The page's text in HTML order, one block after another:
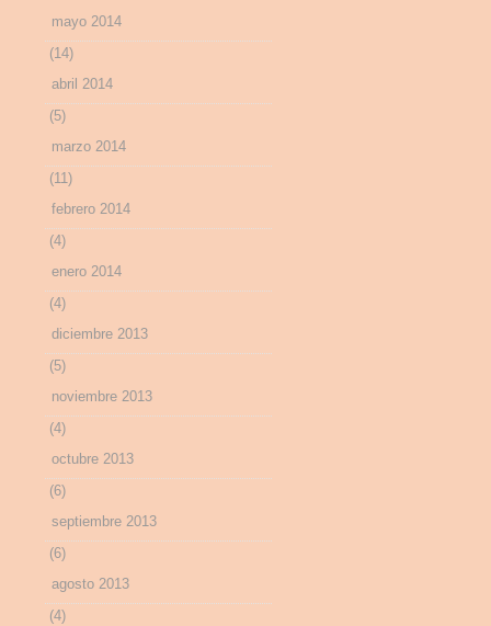
mayo 2014
(14)
abril 2014
(5)
marzo 2014
(11)
febrero 2014
(4)
enero 2014
(4)
diciembre 2013
(5)
noviembre 2013
(4)
octubre 2013
(6)
septiembre 2013
(6)
agosto 2013
(4)